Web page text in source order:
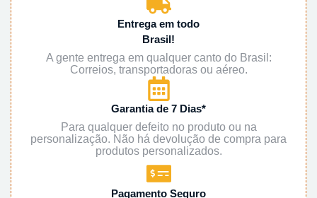
Entrega em todo
Brasil!
A gente entrega em qualquer canto do Brasil:
Correios, transportadoras ou aéreo.
Garantia de 7 Dias*
Para qualquer defeito no produto ou na
personalização. Não há devolução de compra para
produtos personalizados.
Pagamento Seguro